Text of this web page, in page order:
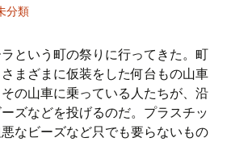
分類
という町の祭りに行ってきた。町
まざまに仮装をした何台もの山車
の山車に乗っている人たちが、沿
ズなどを投げるのだ。プラスチッ
なビーズなど只でも要らないもの